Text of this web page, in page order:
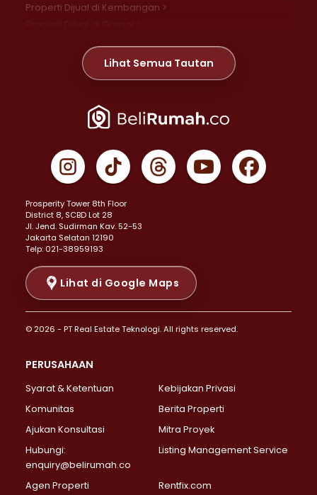
Properti Dijual di Kembangan >
Properti Dijual di Meruya >
Properti Dijual di Jelambar >
Properti Dijual di Jakarta Pusat >
Properti Dijual di Gambir >
Properti Dijual di Johar Baru >
Properti Dijual di Menteng >
Properti Dijual di Senen >
Properti Dijual di Tanah Abang >
Properti Dijual di Cikini >
Properti Dijual di Kramat >
Properti Dijual di Pasar Baru >
Properti Dijual di Bendungan Hilir >
Properti Dijual di Jakarta Selatan >
Properti Dijual di Lebak Bulus >
Properti Dijual di Gandaria Selatan >
Properti Dijual di Pondok Labu >
Properti Dijual di Lenteng Agung >
Properti Dijual di Senayan >
Properti Dijual di Pondok Pinang >
Lihat Semua Tautan
Prosperity Tower 8th Floor
District 8, SCBD Lot 28
JI. Jend. Sudirman Kav. 52-53
Jakarta Selatan 12190
Telp: 021-38959193
Lihat di Google Maps
© 2026 - PT Real Estate Teknologi. All rights reserved.
PERUSAHAAN
Syarat & Ketentuan
Kebijakan Privasi
Komunitas
Berita Properti
Ajukan Konsultasi
Mitra Proyek
Hubungi:
enquiry@belirumah.co
Listing Management Service
Agen Properti Rentfix.com